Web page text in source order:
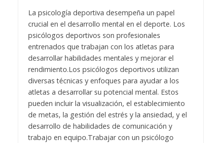
La psicología deportiva desempeña un papel
crucial en el desarrollo mental en el deporte. Los
psicólogos deportivos son profesionales
entrenados que trabajan con los atletas para
desarrollar habilidades mentales y mejorar el
rendimiento.Los psicólogos deportivos utilizan
diversas técnicas y enfoques para ayudar a los
atletas a desarrollar su potencial mental. Estos
pueden incluir la visualización, el establecimiento
de metas, la gestión del estrés y la ansiedad, y el
desarrollo de habilidades de comunicación y
trabajo en equipo.Trabajar con un psicólogo